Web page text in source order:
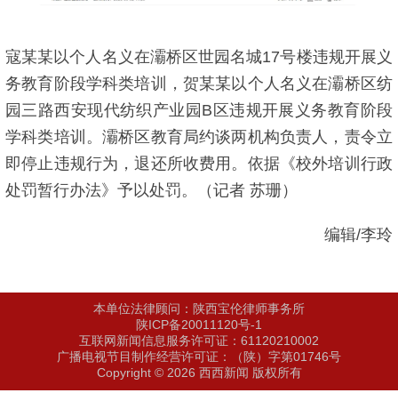
寇某某以个人名义在灞桥区世园名城17号楼违规开展义
务教育阶段学科类培训，贺某某以个人名义在灞桥区纺
园三路西安现代纺织产业园B区违规开展义务教育阶段
学科类培训。灞桥区教育局约谈两机构负责人，责令立
即停止违规行为，退还所收费用。依据《校外培训行政
处罚暂行办法》予以处罚。（记者 苏珊）
编辑/李玲
本单位法律顾问：陕西宝伦律师事务所
陕ICP备20011120号-1
互联网新闻信息服务许可证：61120210002
广播电视节目制作经营许可证：（陕）字第01746号
Copyright © 2026 西西新闻 版权所有